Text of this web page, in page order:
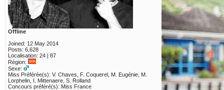
Offline
Joined: 12 May 2014
Posts: 6,628
Localisation: 24 | 87
Région:
Sexe:
Miss Préférée(s): V. Chaves, F. Coquerel, M. Eugénie, M.
Lorphelin, I. Mittenaere, S. Rolland
Concours préféré(s): Miss France